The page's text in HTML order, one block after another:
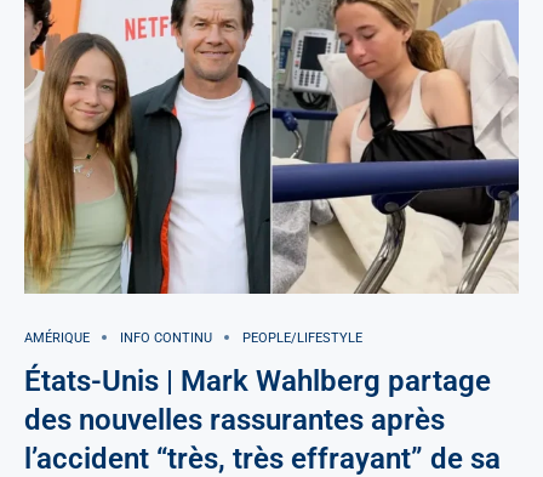
AMÉRIQUE INFO CONTINU PEOPLE/LIFESTYLE
États-Unis | Mark Wahlberg partage
des nouvelles rassurantes après
l’accident “très, très effrayant” de sa